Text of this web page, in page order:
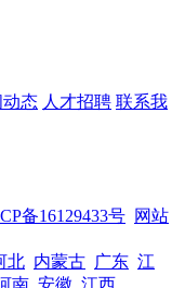
动态 人才招聘 联系我
备16129433号 网站
北 内蒙古 广东 江